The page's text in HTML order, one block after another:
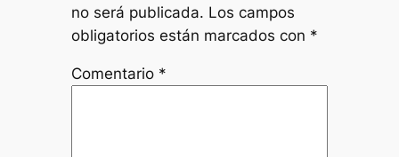
no será publicada. Los campos
obligatorios están marcados con *
Comentario *